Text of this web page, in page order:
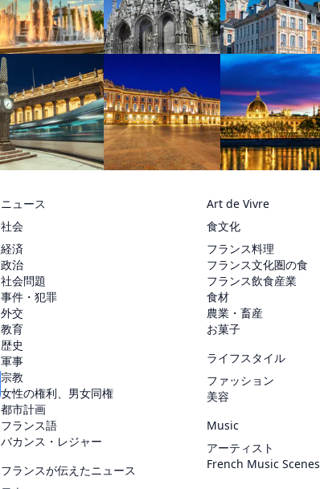
ニュース
社会
経済
政治
社会問題
事件・犯罪
外交
教育
歴史
軍事
宗教
女性の権利、男女同権
都市計画
フランス語
バカンス・レジャー
フランスが伝えたニュース
Art de Vivre
食文化
フランス料理
フランス文化圏の食
フランス飲食産業
食材
農業・畜産
お菓子
ライフスタイル
ファッション
美容
Music
アーティスト
French Music Scenes